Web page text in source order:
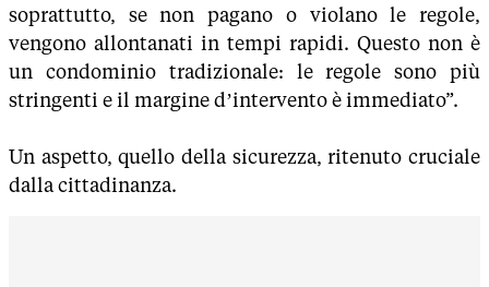
soprattutto, se non pagano o violano le regole,
vengono allontanati in tempi rapidi. Questo non è
un condominio tradizionale: le regole sono più
stringenti e il margine d’intervento è immediato”.
Un aspetto, quello della sicurezza, ritenuto cruciale
dalla cittadinanza.